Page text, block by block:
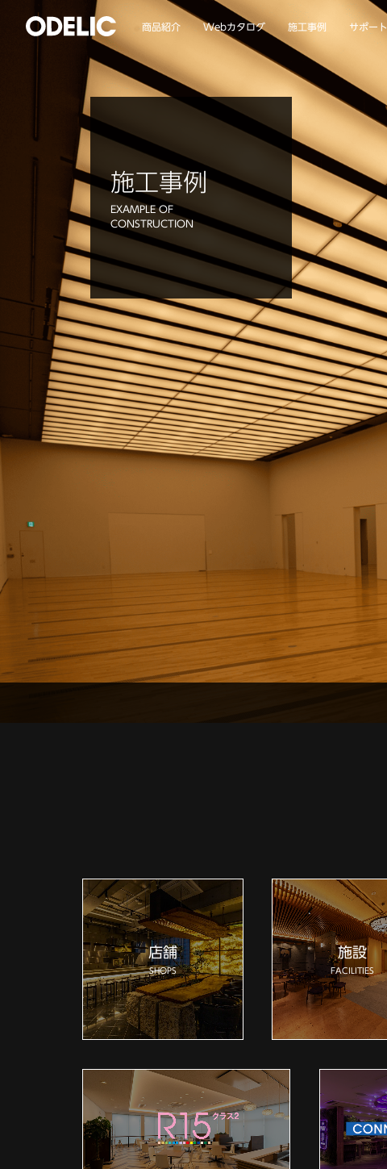
商品紹介 Webカタログ 施工事例 サポート
施工事例
EXAMPLE OF
CONSTRUCTION
店舗
SHOPS
施設
FACILITIES